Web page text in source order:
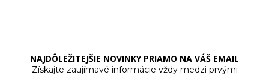
NAJDÔLEŽITEJŠIE NOVINKY PRIAMO NA VÁŠ EMAIL
Získajte zaujímavé informácie vždy medzi prvými